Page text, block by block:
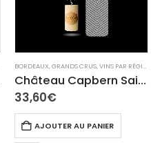
BORDEAUX,GRANDS CRUS,VINS PAR RÉGION
Château Capbern Saint Estèphe 2019
33,60€
AJOUTER AU PANIER